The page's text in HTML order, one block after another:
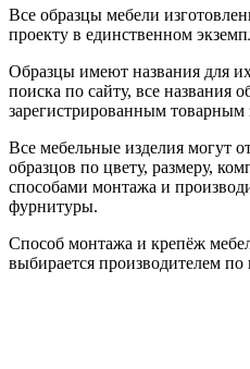
Все образцы мебели
проекту в единственном
Образцы имеют названия для
поиска по сайту, все названия
зарегистрированным товарным
Все мебельные изделия могут
образцов по цвету, размеру,
способами монтажа и
фурнитуры.
Способ монтажа и крепёж
выбирается производителем